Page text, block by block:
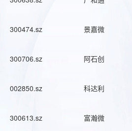
300474.sz 景嘉微
300706.sz 阿石创
002850.sz 科达利
300613.sz 富瀚微